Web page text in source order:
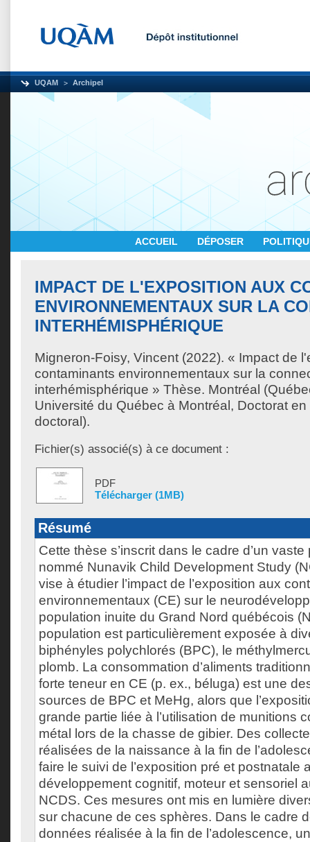
UQAM Archipel
ACCUEIL DÉPOSER
IMPACT DE L'EXPOSITION AUX
ENVIRONNEMENTAUX SUR LA
INTERHÉMISPHÉRIQUE
Migneron-Foisy, Vincent (2022). « Impact de
contaminants environnementaux sur la
interhémisphérique » Thèse. Montréal
Université du Québec à Montréal, Doctorat
doctoral).
Fichier(s) associé(s) à ce document :
PDF
Télécharger (1MB)
Résumé
Cette thèse s’inscrit dans le cadre d’un
nommé Nunavik Child Development Study
vise à étudier l’impact de l’exposition aux
environnementaux (CE) sur le
population inuite du Grand Nord québécois
population est particulièrement exposée à
biphényles polychlorés (BPC), le
plomb. La consommation d’aliments
forte teneur en CE (p. ex., béluga) est une
sources de BPC et MeHg, alors que
grande partie liée à l’utilisation de munitions
métal lors de la chasse de gibier. Des
réalisées de la naissance à la fin de
faire le suivi de l’exposition pré et postnatale
développement cognitif, moteur et sensoriel
NCDS. Ces mesures ont mis en lumière
sur chacune de ces sphères. Dans le cadre
données réalisée à la fin de l’adolescence,